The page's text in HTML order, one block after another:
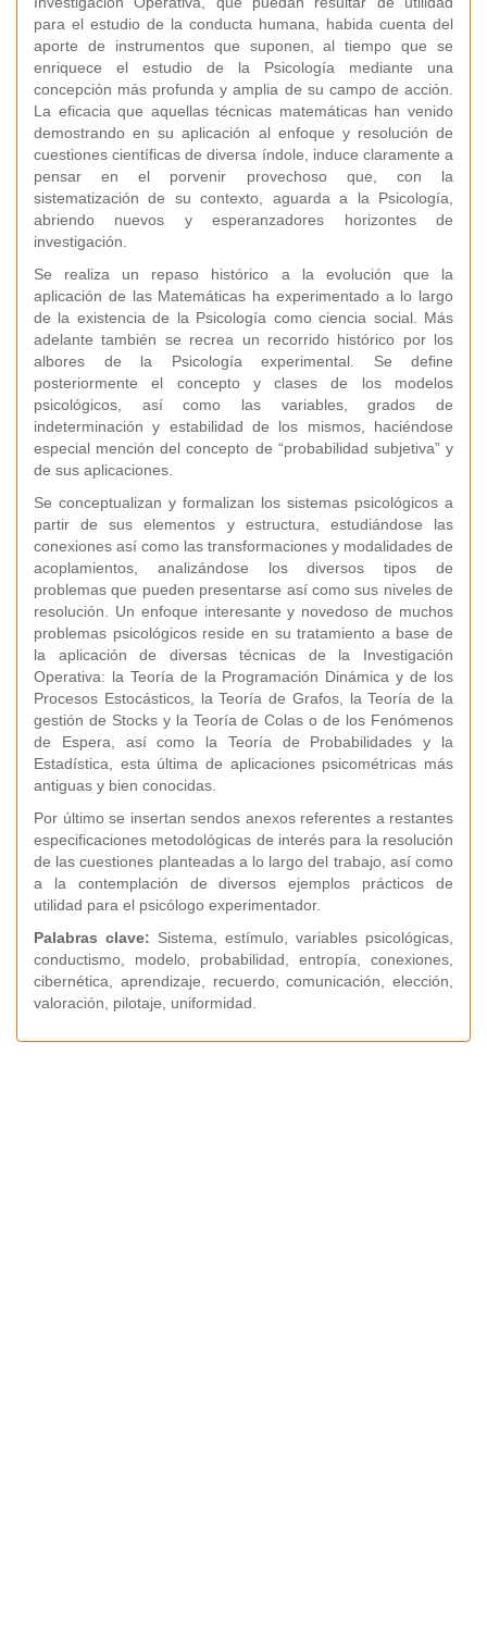
para el estudio de la conducta humana, habida cuenta del
aporte de instrumentos que suponen, al tiempo que se
enriquece el estudio de la Psicología mediante una
concepción más profunda y amplia de su campo de acción.
La eficacia que aquellas técnicas matemáticas han venido
demostrando en su aplicación al enfoque y resolución de
cuestiones científicas de diversa índole, induce claramente a
pensar en el porvenir provechoso que, con la
sistematización de su contexto, aguarda a la Psicología,
abriendo nuevos y esperanzadores horizontes de
investigación.
Se realiza un repaso histórico a la evolución que la
aplicación de las Matemáticas ha experimentado a lo largo
de la existencia de la Psicología como ciencia social. Más
adelante también se recrea un recorrido histórico por los
albores de la Psicología experimental. Se define
posteriormente el concepto y clases de los modelos
psicológicos, así como las variables, grados de
indeterminación y estabilidad de los mismos, haciéndose
especial mención del concepto de “probabilidad subjetiva” y
de sus aplicaciones.
Se conceptualizan y formalizan los sistemas psicológicos a
partir de sus elementos y estructura, estudiándose las
conexiones así como las transformaciones y modalidades de
acoplamientos, analizándose los diversos tipos de
problemas que pueden presentarse así como sus niveles de
resolución. Un enfoque interesante y novedoso de muchos
problemas psicológicos reside en su tratamiento a base de
la aplicación de diversas técnicas de la Investigación
Operativa: la Teoría de la Programación Dinámica y de los
Procesos Estocásticos, la Teoría de Grafos, la Teoría de la
gestión de Stocks y la Teoría de Colas o de los Fenómenos
de Espera, así como la Teoría de Probabilidades y la
Estadística, esta última de aplicaciones psicométricas más
antiguas y bien conocidas.
Por último se insertan sendos anexos referentes a restantes
especificaciones metodológicas de interés para la resolución
de las cuestiones planteadas a lo largo del trabajo, así como
a la contemplación de diversos ejemplos prácticos de
utilidad para el psicólogo experimentador.
Palabras clave: Sistema, estímulo, variables psicológicas,
conductismo, modelo, probabilidad, entropía, conexiones,
cibernética, aprendizaje, recuerdo, comunicación, elección,
valoración, pilotaje, uniformidad.